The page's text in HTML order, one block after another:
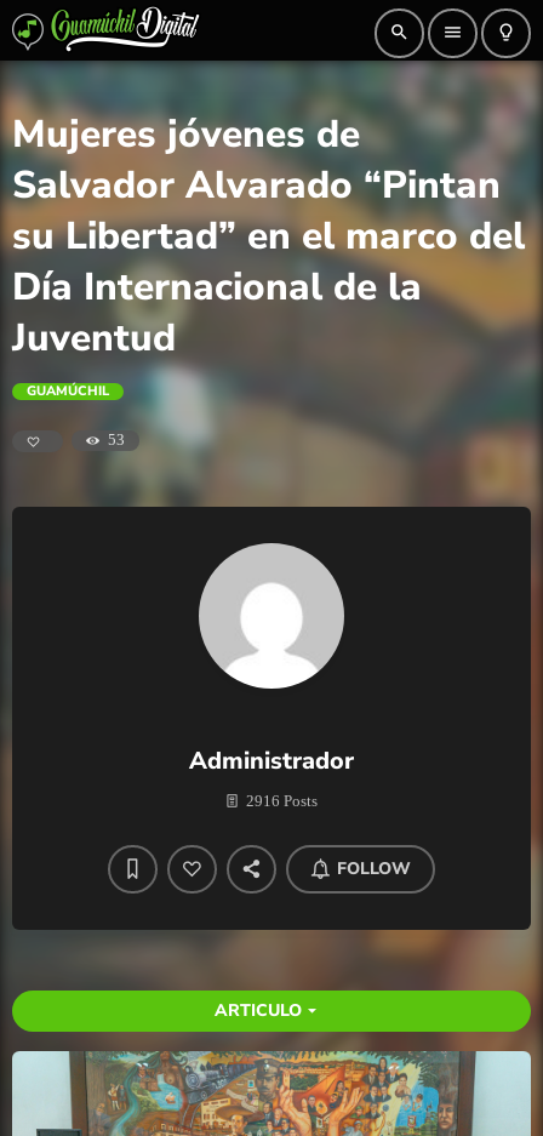
search menu lightbulb_outline
Mujeres jóvenes de
Salvador Alvarado “Pintan
su Libertad” en el marco del
Día Internacional de la
Juventud
GUAMÚCHIL
53
Administrador
2916 Posts
FOLLOW
ARTICULO arrow_drop_down